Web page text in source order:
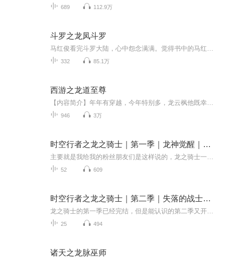
689 112.9万
斗罗之龙凤斗罗
332 85.1万
西游之龙道至尊
946 3万
时空行者之龙之骑士｜第一季｜龙神觉醒｜稳稳的糖豆
52 609
时空行者之龙之骑士｜第二季｜失落的战士｜稳稳的糖豆
25 494
诸天之龙脉巫师